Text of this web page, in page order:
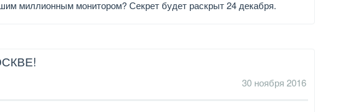
миллионным монитором? Секрет будет раскрыт 24 декабря.
30 ноября 2016